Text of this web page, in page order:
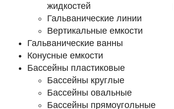
жидкостей
Гальванические линии
Вертикальные емкости
Гальванические ванны
Конусные емкости
Бассейны пластиковые
Бассейны круглые
Бассейны овальные
Бассейны прямоугольные